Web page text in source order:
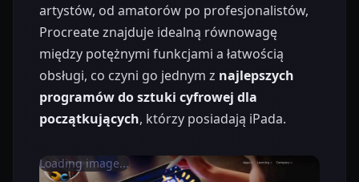
artystów, od amatorów po profesjonalistów,
Procreate znajduje idealną równowagę
między potężnymi funkcjami a łatwością
obsługi, co czyni go jednym z najlepszych
programów do sztuki cyfrowej dla
początkujących, którzy posiadają iPada.
Loading image...